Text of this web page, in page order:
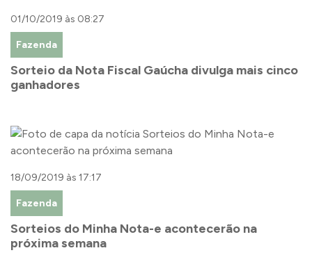
01/10/2019 às 08:27
Fazenda
Sorteio da Nota Fiscal Gaúcha divulga mais cinco
ganhadores
18/09/2019 às 17:17
Fazenda
Sorteios do Minha Nota-e acontecerão na
próxima semana